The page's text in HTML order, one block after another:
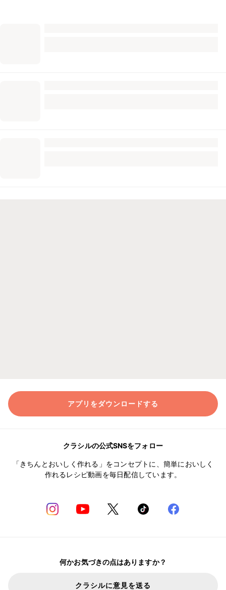
アプリをダウンロードする
クラシルの公式SNSをフォロー
「きちんとおいしく作れる」をコンセプトに、簡単においしく
作れるレシピ動画を毎日配信しています。
何かお気づきの点はありますか？
クラシルに意見を送る